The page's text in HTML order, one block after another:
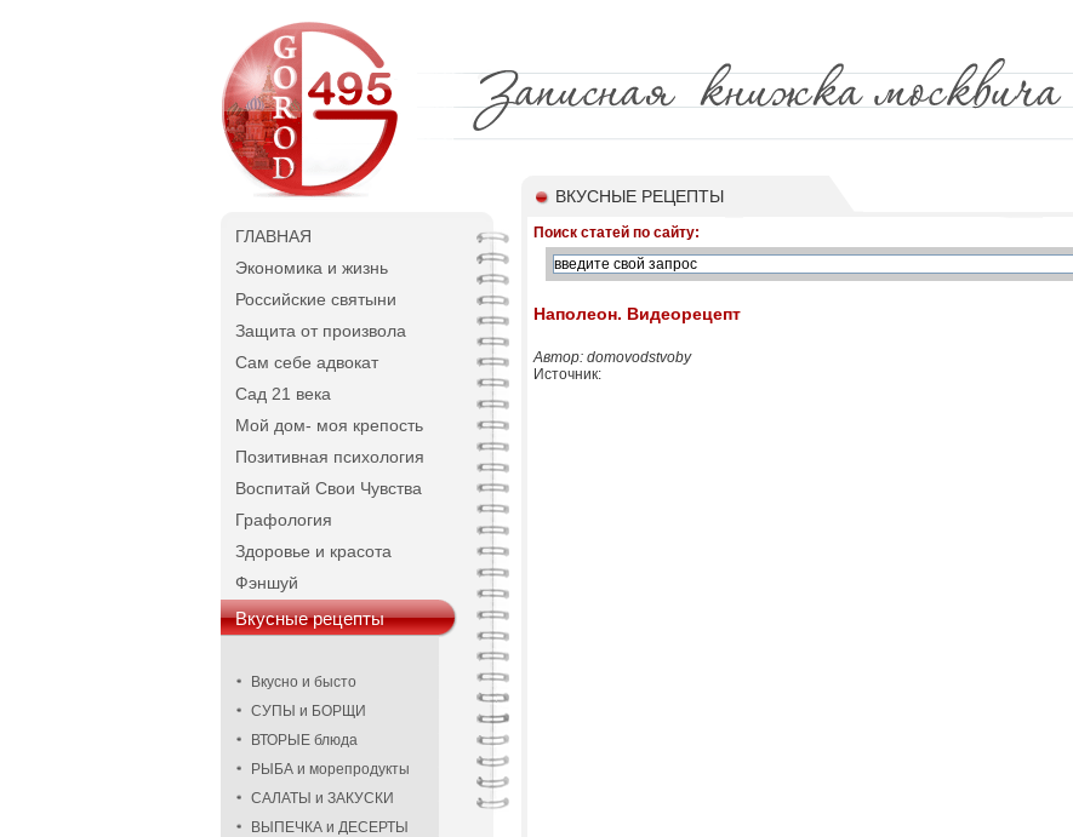
ГЛАВНАЯ
Экономика и жизнь
Российские святыни
Защита от произвола
Сам себе адвокат
Сад 21 века
Мой дом- моя крепость
Позитивная психология
Воспитай Свои Чувства
Графология
Здоровье и красота
Фэншуй
Вкусные рецепты
Вкусно и бысто
СУПЫ и БОРЩИ
ВТОРЫЕ блюда
РЫБА и морепродукты
САЛАТЫ и ЗАКУСКИ
ВЫПЕЧКА и ДЕСЕРТЫ
ВКУСНЫЕ РЕЦЕПТЫ
Поиск статей по сайту:
Наполеон. Видеорецепт
Автор: domovodstvoby
Источник: